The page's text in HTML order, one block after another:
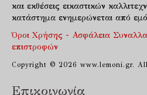
και εκθέσεις εικαστικών
κατάστημα ενημερώνεται από
Όροι Χρήσης - Ασφάλεια
επιστροφών
Copyright © 2026 www.lemoni.gr.
Επικοινωνία